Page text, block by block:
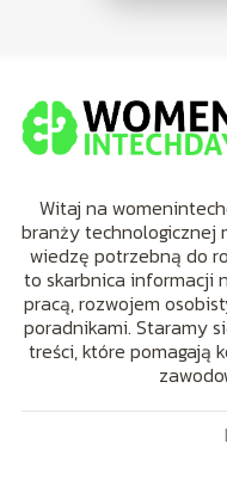
Witaj na
branży technologicznej
wiedzę potrzebną do
to skarbnica informacji
pracą, rozwojem
poradnikami. Staramy
treści, które pomagają